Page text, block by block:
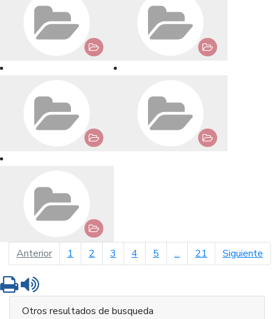
Anteriorpágina anterior
1 2 3 4 5 ... 21 Siguiente
Imprimir
Otros resultados de busqueda